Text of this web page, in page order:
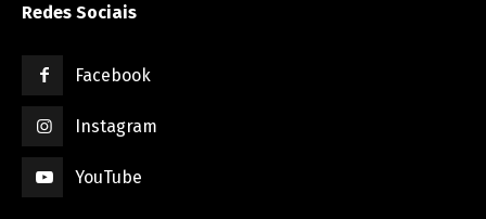
Redes Sociais
Facebook
Instagram
YouTube